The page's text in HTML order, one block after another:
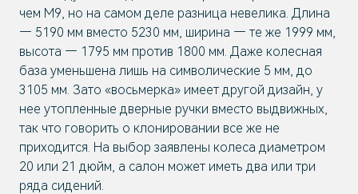
чем M9, но на самом деле разница невелика. Длина
— 5190 мм вместо 5230 мм, ширина — те же 1999 мм,
высота — 1795 мм против 1800 мм. Даже колесная
база уменьшена лишь на символические 5 мм, до
3105 мм. Зато «восьмерка» имеет другой дизайн, у
нее утопленные дверные ручки вместо выдвижных,
так что говорить о клонировании все же не
приходится. На выбор заявлены колеса диаметром
20 или 21 дюйм, а салон может иметь два или три
ряда сидений.